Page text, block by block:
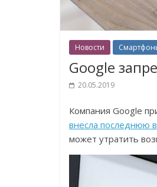
Новости
Google
20.05.2019
Компания Google
внесла последнюю
может утратить